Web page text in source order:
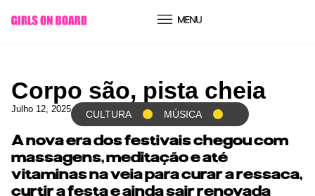
conteúdo
Corpo são, pista cheia
Julho 12, 2025 CULTURA MÚSICA
A nova era dos festivais chegou com
massagens, meditação e até
vitaminas na veia para curar a ressaca,
curtir a festa e ainda sair renovada